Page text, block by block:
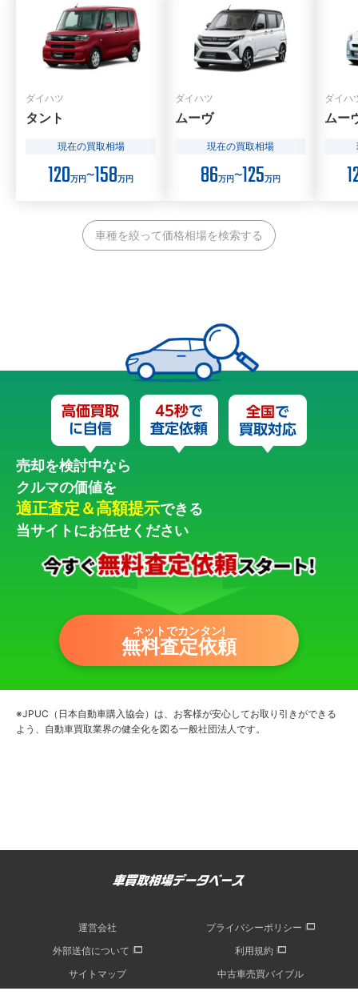
ダイハツ
タント
現在の買取相場
120万円〜158万円
ダイハツ
ムーヴ
現在の買取相場
86万円〜125万円
ダイハ
ムー
車種を絞って価格相場を検索する
売却を検討中なら
クルマの価値を
適正査定＆高額提示できる
当サイトにお任せください
ネットでカンタン!
無料査定依頼
※JPUC（日本自動車購入協会）は、お客様が安心してお取り引きができる
よう、自動車買取業界の健全化を図る一般社団法人です。
運営会社
プライバシーポリシー
外部送信について
利用規約
サイトマップ
中古車売買バイブル